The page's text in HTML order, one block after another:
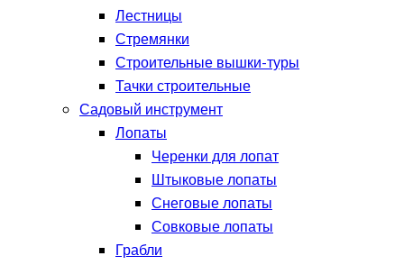
Лестницы
Стремянки
Строительные вышки-туры
Тачки строительные
Садовый инструмент
Лопаты
Черенки для лопат
Штыковые лопаты
Снеговые лопаты
Совковые лопаты
Грабли